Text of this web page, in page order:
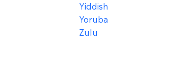
Yiddish
Yoruba
Zulu